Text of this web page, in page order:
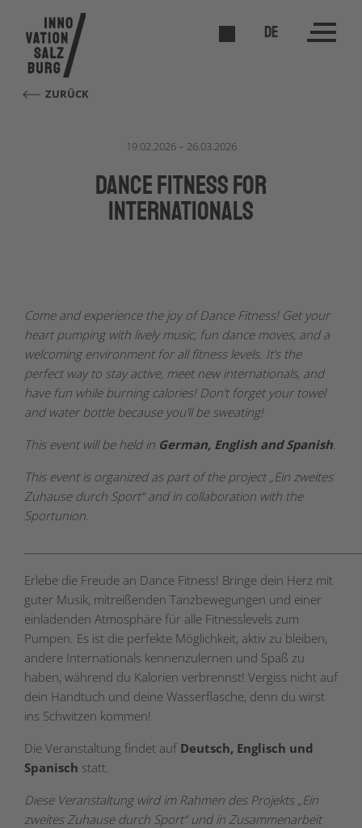
DE
ZURÜCK
19.02.2026 – 26.03.2026
Dance Fitness for
Internationals
Come and experience the joy of Dance Fitness! Get your
heart pumping with lively music, fun dance moves, and a
welcoming environment for all fitness levels. It’s the
perfect way to stay active, meet new internationals, and
have fun while burning calories! Don’t forget your towel
and water bottle because you’ll be sweating!
This event will be held in German, English and Spanish.
This event is organized as part of the project „Ein zweites
Zuhause durch Sport“ and in collaboration with the
Sportunion.
Erlebe die Freude an Dance Fitness! Bringe dein Herz mit
guter Musik, mitreißenden Tanzbewegungen und einer
einladenden Atmosphäre für alle Fitnesslevels zum
Pumpen. Es ist die perfekte Möglichkeit, aktiv zu bleiben,
andere Internationals kennenzulernen und Spaß zu
haben, während du Kalorien verbrennst! Vergiss nicht auf
dein Handtuch und deine Wasserflasche, denn du wirst
ins Schwitzen kommen!
Die Veranstaltung findet auf Deutsch, Englisch und
Spanisch statt.
Diese Veranstaltung wird im Rahmen des Projekts „Ein
zweites Zuhause durch Sport“ und in Zusammenarbeit